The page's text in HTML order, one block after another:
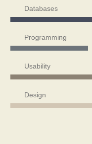
Databases
Programming
Usability
Design